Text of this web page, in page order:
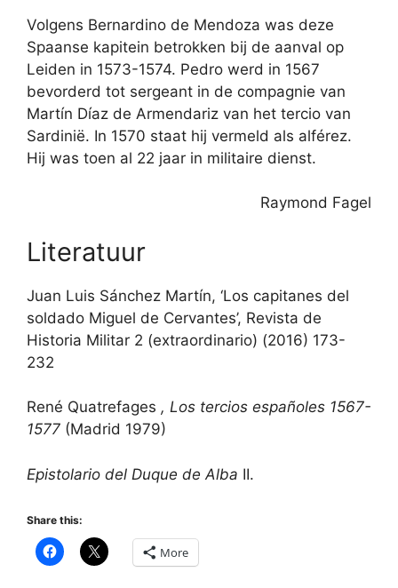
Volgens Bernardino de Mendoza was deze
Spaanse kapitein betrokken bij de aanval op
Leiden in 1573-1574. Pedro werd in 1567
bevorderd tot sergeant in de compagnie van
Martín Díaz de Armendariz van het tercio van
Sardinië. In 1570 staat hij vermeld als alférez.
Hij was toen al 22 jaar in militaire dienst.
Raymond Fagel
Literatuur
Juan Luis Sánchez Martín, ‘Los capitanes del
soldado Miguel de Cervantes’, Revista de
Historia Militar 2 (extraordinario) (2016) 173-
232
René Quatrefages , Los tercios españoles 1567-
1577 (Madrid 1979)
Epistolario del Duque de Alba II.
Share this:
More